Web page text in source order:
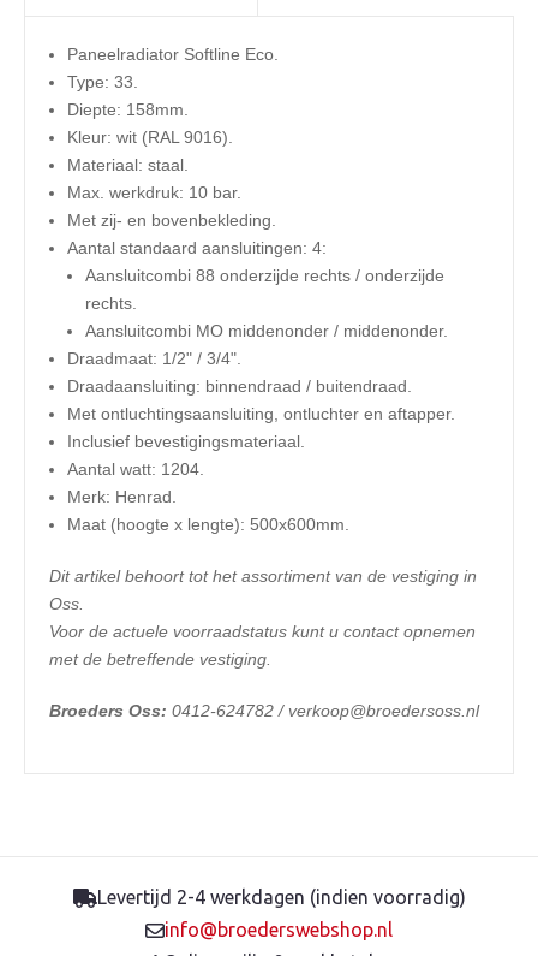
Paneelradiator Softline Eco.
Type: 33.
Diepte: 158mm.
Kleur: wit (RAL 9016).
Materiaal: staal.
Max. werkdruk: 10 bar.
Met zij- en bovenbekleding.
Aantal standaard aansluitingen: 4:
Aansluitcombi 88 onderzijde rechts / onderzijde
rechts.
Aansluitcombi MO middenonder / middenonder.
Draadmaat: 1/2" / 3/4".
Draadaansluiting: binnendraad / buitendraad.
Met ontluchtingsaansluiting, ontluchter en aftapper.
Inclusief bevestigingsmateriaal.
Aantal watt: 1204.
Merk: Henrad.
​Maat (hoogte x lengte): 500x600mm.
Dit artikel behoort tot het assortiment van de vestiging in
Oss.
Voor de actuele voorraadstatus kunt u contact opnemen
met de betreffende vestiging.
Broeders Oss: 0412-624782 / verkoop@broedersoss.nl
Levertijd 2-4 werkdagen (indien voorradig)
info@broederswebshop.nl